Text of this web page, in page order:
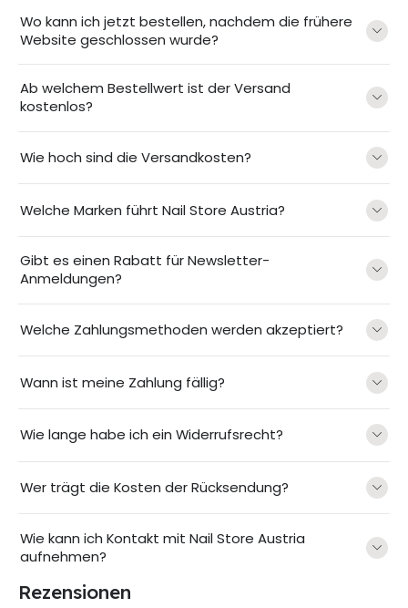
Wo kann ich jetzt bestellen, nachdem die frühere
Website geschlossen wurde?
Ab welchem Bestellwert ist der Versand
kostenlos?
Wie hoch sind die Versandkosten?
Welche Marken führt Nail Store Austria?
Gibt es einen Rabatt für Newsletter-
Anmeldungen?
Welche Zahlungsmethoden werden akzeptiert?
Wann ist meine Zahlung fällig?
Wie lange habe ich ein Widerrufsrecht?
Wer trägt die Kosten der Rücksendung?
Wie kann ich Kontakt mit Nail Store Austria
aufnehmen?
Rezensionen